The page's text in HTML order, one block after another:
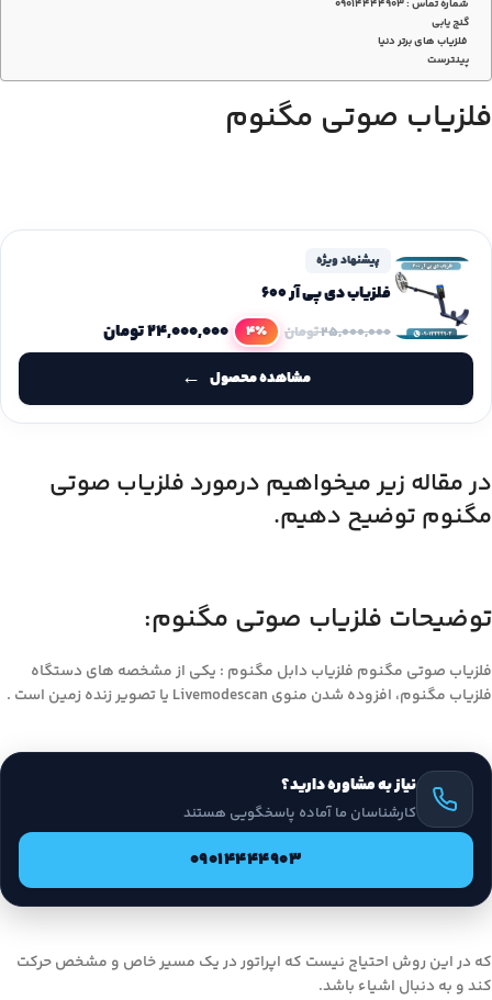
شماره تماس : 09014444903
گنج یابی
فلزیاب های برتر دنیا
پینترست
فلزیاب صوتی مگنوم
پیشنهاد ویژه
فلزیاب دی پی آر 600
۲۵,۰۰۰,۰۰۰تومان 4٪ ۲۴,۰۰۰,۰۰۰تومان
مشاهده محصول
در مقاله زیر میخواهیم درمورد فلزیاب صوتی
مگنوم توضیح دهیم.
توضیحات فلزیاب صوتی مگنوم:
فلزیاب صوتی مگنوم فلزیاب دابل مگنوم : یکی از مشخصه های دستگاه
فلزیاب مگنوم، افزوده شدن منوی Livemodescan یا تصویر زنده زمین است .
نیاز به مشاوره دارید؟
کارشناسان ما آماده پاسخگویی هستند
09014444903
که در این روش احتیاج نیست که اپراتور در یک مسیر خاص و مشخص حرکت
کند و به دنبال اشیاء باشد.